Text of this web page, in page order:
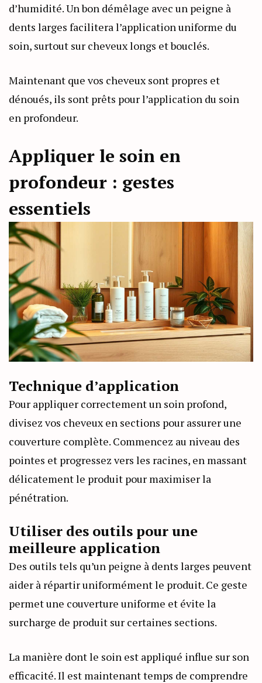
d’humidité. Un bon démêlage avec un peigne à
dents larges facilitera l’application uniforme du
soin, surtout sur cheveux longs et bouclés.
Maintenant que vos cheveux sont propres et
dénoués, ils sont prêts pour l’application du soin
en profondeur.
Appliquer le soin en
profondeur : gestes
essentiels
Technique d’application
Pour appliquer correctement un soin profond,
divisez vos cheveux en sections pour assurer une
couverture complète. Commencez au niveau des
pointes et progressez vers les racines, en massant
délicatement le produit pour maximiser la
pénétration.
Utiliser des outils pour une
meilleure application
Des outils tels qu’un peigne à dents larges peuvent
aider à répartir uniformément le produit. Ce geste
permet une couverture uniforme et évite la
surcharge de produit sur certaines sections.
La manière dont le soin est appliqué influe sur son
efficacité. Il est maintenant temps de comprendre